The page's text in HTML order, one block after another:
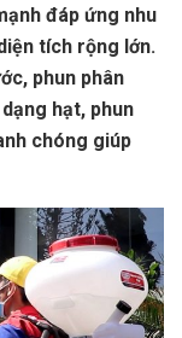
đáp ứng nhu
tích rộng lớn.
phun phân
hạt, phun
chóng giúp